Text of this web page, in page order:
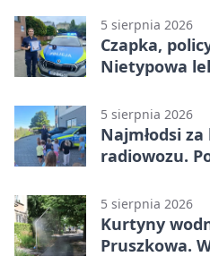
5 sierpnia 2026
Czapka,
Nietypowa
5 sierpnia 2026
Najmłodsi
radiowozu.
5 sierpnia 2026
Kurtyny
Pruszkowa.